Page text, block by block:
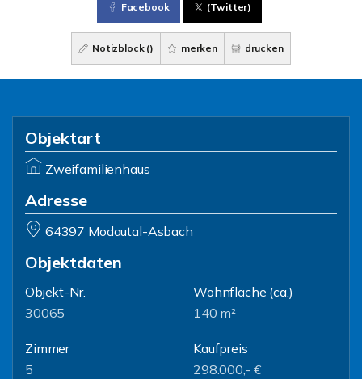
Facebook (Twitter)
Notizblock () merken drucken
Objektart
Zweifamilienhaus
Adresse
64397 Modautal-Asbach
Objektdaten
Objekt-Nr.
30065
Wohnfläche (ca.)
140 m²
Zimmer
5
Kaufpreis
298.000,- €